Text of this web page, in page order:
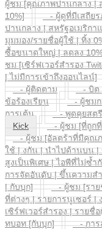
ผู้ชม [คุณภาพปานกลาง |
10%]
- ผู้ดูที่มีเสถียร
ปานกลาง | สหรัฐอเมริกา
มุมมอง/รายชื่อผู้ใช้ | ทิ้ง
ซื้อขนาดใหญ่ | ลดลง
ชม [เซิร์ฟเวอร์สำรอง
| ไม่มีการเข้าถึงออนไลน์]
- ผู้ติดตาม
- บิต |
ข้อร้องเรียน
- ผู้ชมก
การเต้น
- พูดคุยสต
Kick
- ผู้ชม [ที่ถูกที่
- ผู้ชม [อัลตร้าที่มีคุณภ
ใช้ | งกัน | นำไปด้านบน |
สูงเป็นพิเศษ | ไอพีที่ไม่ซ้
การจัดอันดับ | ขึ้นความส
| กับบุก]
- ผู้ชม [ราย
ที่ต่างๆ | รายการนูเซอร์ |
เซิร์ฟเวอร์สำรอง | รายชื่
ทบอท [กับบุก]
- การ